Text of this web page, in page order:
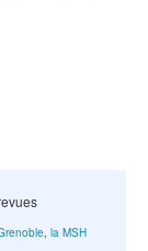
, la MSH